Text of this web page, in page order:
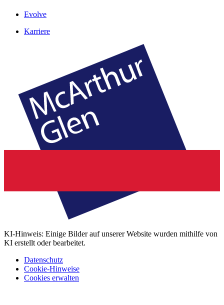
Evolve
Karriere
KI-Hinweis: Einige Bilder auf unserer Website wurden mithilfe von
KI erstellt oder bearbeitet.
Datenschutz
Cookie-Hinweise
Cookies erwalten